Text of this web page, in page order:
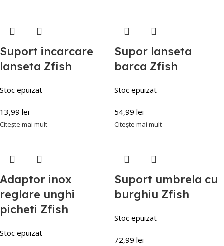
Suport incarcare
lanseta Zfish
Stoc epuizat
13,99 lei
Citește mai mult
Supor lanseta
barca Zfish
Stoc epuizat
54,99 lei
Citește mai mult
Adaptor inox
reglare unghi
picheti Zfish
Stoc epuizat
Suport umbrela cu
burghiu Zfish
Stoc epuizat
72,99 lei